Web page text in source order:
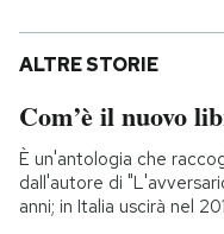
ALTRE STORIE
Com’è il nuovo
È un'antologia che
dall'autore di
anni; in Italia uscirà nel